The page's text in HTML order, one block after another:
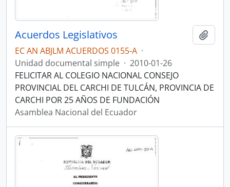
Acuerdos Legislativos
EC AN ABJLM ACUERDOS 0155-A ·
Unidad documental simple · 2010-01-26
FELICITAR AL COLEGIO NACIONAL CONSEJO
PROVINCIAL DEL CARCHI DE TULCÁN, PROVINCIA DE
CARCHI POR 25 AÑOS DE FUNDACIÓN
Asamblea Nacional del Ecuador